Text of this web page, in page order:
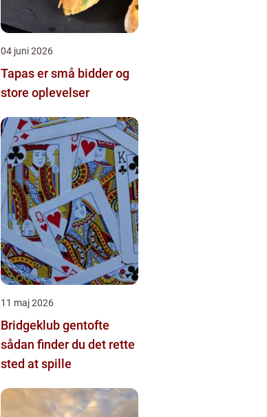
04 juni 2026
Tapas er små bidder og
store oplevelser
11 maj 2026
Bridgeklub gentofte
sådan finder du det rette
sted at spille